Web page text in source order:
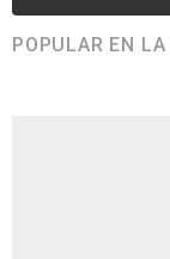
POPULAR EN